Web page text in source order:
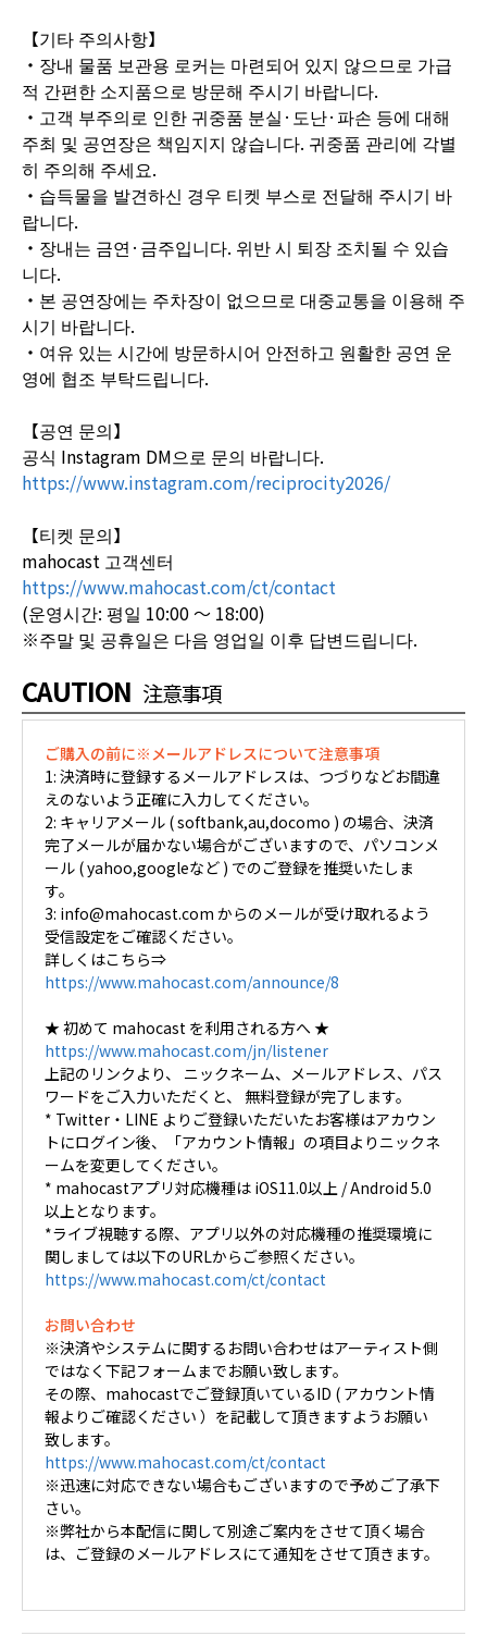
【기타 주의사항】
・장내 물품 보관용 로커는 마련되어 있지 않으므로 가급
적 간편한 소지품으로 방문해 주시기 바랍니다.
・고객 부주의로 인한 귀중품 분실·도난·파손 등에 대해
주최 및 공연장은 책임지지 않습니다. 귀중품 관리에 각별
히 주의해 주세요.
・습득물을 발견하신 경우 티켓 부스로 전달해 주시기 바
랍니다.
・장내는 금연·금주입니다. 위반 시 퇴장 조치될 수 있습
니다.
・본 공연장에는 주차장이 없으므로 대중교통을 이용해 주
시기 바랍니다.
・여유 있는 시간에 방문하시어 안전하고 원활한 공연 운
영에 협조 부탁드립니다.
【공연 문의】
공식 Instagram DM으로 문의 바랍니다.
https://www.instagram.com/reciprocity2026/
【티켓 문의】
mahocast 고객센터
https://www.mahocast.com/ct/contact
(운영시간: 평일 10:00 ～ 18:00)
※주말 및 공휴일은 다음 영업일 이후 답변드립니다.
CAUTION 注意事項
ご購入の前に※メールアドレスについて注意事項
1: 決済時に登録するメールアドレスは、つづりなどお間違
えのないよう正確に入力してください。
2: キャリアメール ( softbank,au,docomo ) の場合、決済
完了メールが届かない場合がございますので、パソコンメ
ール ( yahoo,googleなど ) でのご登録を推奨いたしま
す。
3: info@mahocast.com からのメールが受け取れるよう
受信設定をご確認ください。
詳しくはこちら⇒
https://www.mahocast.com/announce/8
★ 初めて mahocast を利用される方へ ★
https://www.mahocast.com/jn/listener
上記のリンクより、 ニックネーム、メールアドレス、パス
ワードをご入力いただくと、 無料登録が完了します。
* Twitter・LINE よりご登録いただいたお客様はアカウン
トにログイン後、「アカウント情報」の項目よりニックネ
ームを変更してください。
* mahocastアプリ対応機種は iOS11.0以上 / Android 5.0
以上となります。
*ライブ視聴する際、アプリ以外の対応機種の推奨環境に
関しましては以下のURLからご参照ください。
https://www.mahocast.com/ct/contact
お問い合わせ
※決済やシステムに関するお問い合わせはアーティスト側
ではなく下記フォームまでお願い致します。
その際、mahocastでご登録頂いているID ( アカウント情
報よりご確認ください ）を記載して頂きますようお願い
致します。
https://www.mahocast.com/ct/contact
※迅速に対応できない場合もございますので予めご了承下
さい。
※弊社から本配信に関して別途ご案内をさせて頂く場合
は、ご登録のメールアドレスにて通知をさせて頂きます。